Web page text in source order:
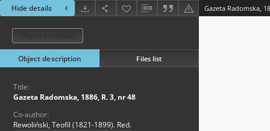
Hide details Gazeta Radomska,
Object description Files list
Title:
Gazeta Radomska, 1886, R. 3, nr 48
Co-author:
Rewoliński, Teofil (1821-1899). Red.